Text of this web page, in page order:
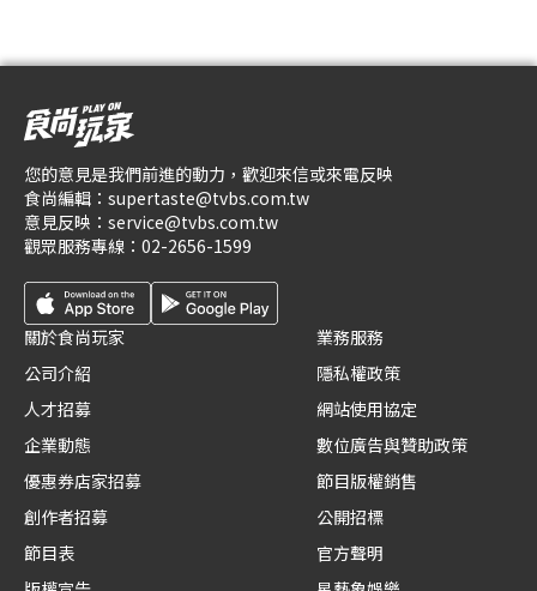
您的意見是我們前進的動力，歡迎來信或來電反映
食尚編輯： supertaste@tvbs.com.tw
意見反映： service@tvbs.com.tw
觀眾服務專線： 02-2656-1599
關於食尚玩家
公司介紹
人才招募
企業動態
優惠券店家招募
創作者招募
節目表
業務服務
隱私權政策
網站使用協定
數位廣告與贊助政策
節目版權銷售
公開招標
官方聲明